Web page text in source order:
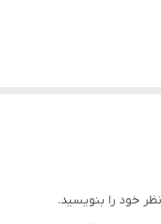
خود را بنویسید.